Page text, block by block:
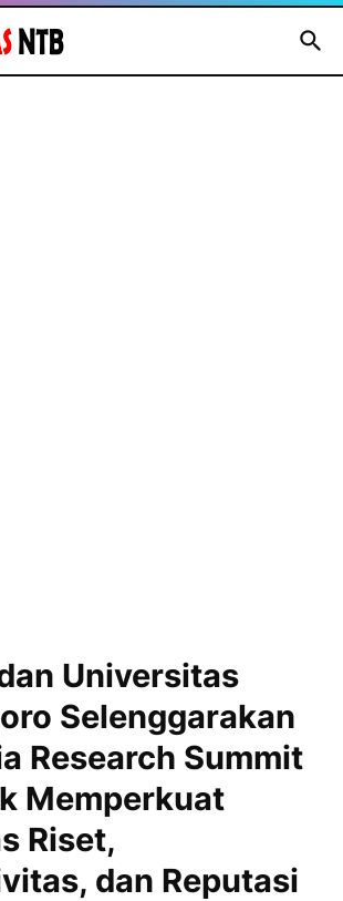
Universitas
Selenggarakan
Research Summit
Memperkuat
Riset,
dan Reputasi